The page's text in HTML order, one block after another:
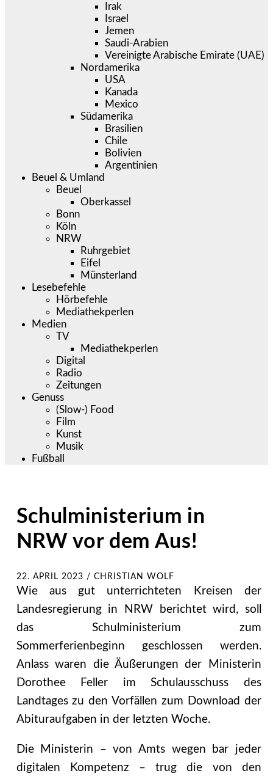
Irak
Israel
Jemen
Saudi-Arabien
Vereinigte Arabische Emirate (UAE)
Nordamerika
USA
Kanada
Mexico
Südamerika
Brasilien
Chile
Bolivien
Argentinien
Beuel & Umland
Beuel
Oberkassel
Bonn
Köln
NRW
Ruhrgebiet
Eifel
Münsterland
Lesebefehle
Hörbefehle
Mediathekperlen
Medien
TV
Mediathekperlen
Digital
Radio
Zeitungen
Genuss
(Slow-) Food
Film
Kunst
Musik
Fußball
Schulministerium in
NRW vor dem Aus!
22. APRIL 2023 / CHRISTIAN WOLF
Wie aus gut unterrichteten Kreisen der
Landesregierung in NRW berichtet wird, soll
das Schulministerium zum
Sommerferienbeginn geschlossen werden.
Anlass waren die Äußerungen der Ministerin
Dorothee Feller im Schulausschuss des
Landtages zu den Vorfällen zum Download der
Abituraufgaben in der letzten Woche.
Die Ministerin – von Amts wegen bar jeder
digitalen Kompetenz – trug die von den